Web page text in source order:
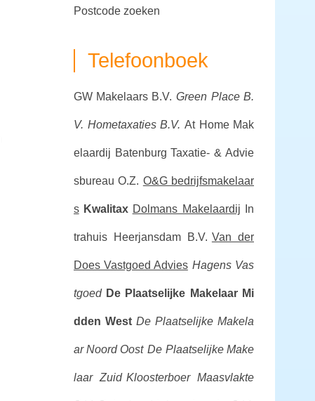
postcode zoeken
Telefoonboek
GW Makelaars B.V. Green Place B.
V. Hometaxaties B.V. At Home Mak
elaardij Batenburg Taxatie- & Advie
sbureau O.Z. O&G bedrijfsmakelaar
s Kwalitax Dolmans Makelaardij In
trahuis Heerjansdam B.V. Van der
Does Vastgoed Advies Hagens Vas
tgoed De Plaatselijke Makelaar Mi
dden West De Plaatselijke Makela
ar Noord Oost De Plaatselijke Make
laar Zuid Kloosterboer Maasvlakte